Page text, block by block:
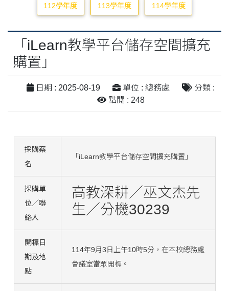
112學年度 113學年度 114學年度
「iLearn教學平台儲存空間擴充
購置」
日期 : 2025-08-19 單位 : 總務處
分類 :
點閱 : 248
採購案
名
「iLearn教學平台儲存空間擴充購置」
採購單
位／聯
絡人
高教深耕／巫文杰先
生／分機30239
開標日
期及地
點
114年9月3日上午10時5分，在本校總務處
會議室當眾開標。